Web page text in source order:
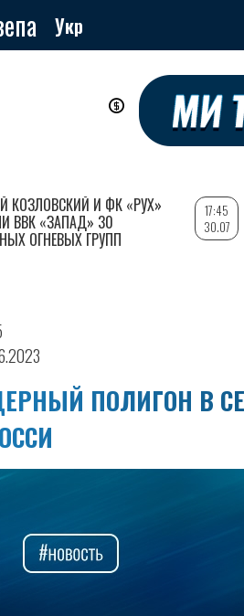
Укр
ПОЛИГОН В
КОЗЛОВСКИЙ И ФК «РУХ»
ВВК «ЗАПАД» 30
ОГНЕВЫХ ГРУПП
17:45
30.07